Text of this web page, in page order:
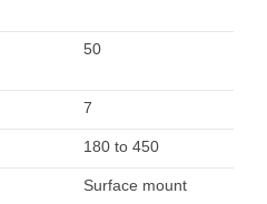
50
7
180 to 450
Surface mount